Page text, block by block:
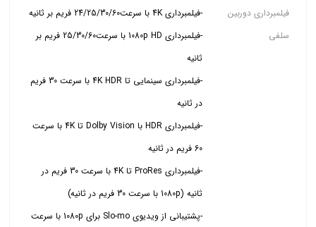
فیلمبرداری دوربین
سلفی
-فیلمبرداری 4K با سرعت24/25/30/60 فریم بر ثانیه
-فیلمبرداری 1080p HD با سرعت25/30/60 فریم بر
ثانیه
-فیلمبرداری سینمایی تا 4K HDR با سرعت 30 فریم
در ثانیه
-فیلمبرداری HDR با Dolby Vision تا 4K با سرعت
60 فریم در ثانیه
-فیلمبرداری ProRes تا 4K با سرعت 30 فریم در
ثانیه (1080p با سرعت 30 فریم در ثانیه)
-پشتیبانی از ویدیوی Slo-mo برای 1080p با سرعت